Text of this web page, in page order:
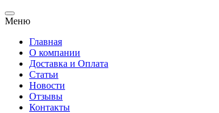
Меню
Главная
О компании
Доставка и Оплата
Статьи
Новости
Отзывы
Контакты